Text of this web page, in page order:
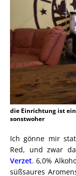
die Einrichtung ist
sonstwoher
Ich gönne mir
Red, und zwar
Verzet. 6,0%
süßsaures